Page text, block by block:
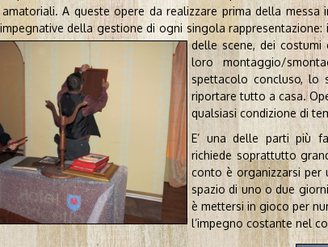
A queste opere da realizzare prima della messa
della gestione di ogni singola
delle scene, dei
loro montaggio/
spettacolo concluso, lo
riportare tutto a casa.
qualsiasi condizione di
E’ una delle parti più
richiede soprattutto
conto è organizzarsi per
spazio di uno o due
è mettersi in gioco per
l’impegno costante nel